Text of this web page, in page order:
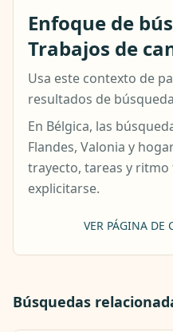
Enfoque de
Trabajos de
Usa este contexto de
resultados de
En Bélgica, las
Flandes, Valonia y
trayecto, tareas y
explicitarse.
VER PÁGINA DE
Búsquedas